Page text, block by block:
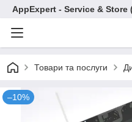
AppExpert - Service & Store
Товари та послуги
–10%